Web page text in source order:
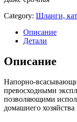
Category: Шланги,
Описание
Детали
Описание
Напорно-
превосходными
позволяющими
домашнего